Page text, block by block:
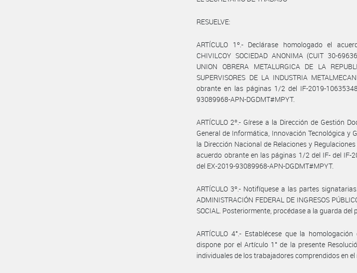
RESUELVE:
ARTÍCULO 1º.- Declárase homologado el
CHIVILCOY SOCIEDAD ANONIMA (CUIT 30-
UNION OBRERA METALURGICA DE LA
SUPERVISORES DE LA INDUSTRIA
obrante en las páginas 1/2 del IF-2019-
93089968-APN-DGDMT#MPYT.
ARTÍCULO 2º.- Gírese a la Dirección de Gestión
General de Informática, Innovación Tecnológica y
la Dirección Nacional de Relaciones y
acuerdo obrante en las páginas 1/2 del IF- del IF-
del EX-2019-93089968-APN-DGDMT#MPYT.
ARTÍCULO 3º.- Notifíquese a las partes
ADMINISTRACIÓN FEDERAL DE INGRESOS
SOCIAL. Posteriormente, procédase a la guarda del
ARTÍCULO 4°.- Establécese que la
dispone por el Artículo 1° de la presente
individuales de los trabajadores comprendidos en el